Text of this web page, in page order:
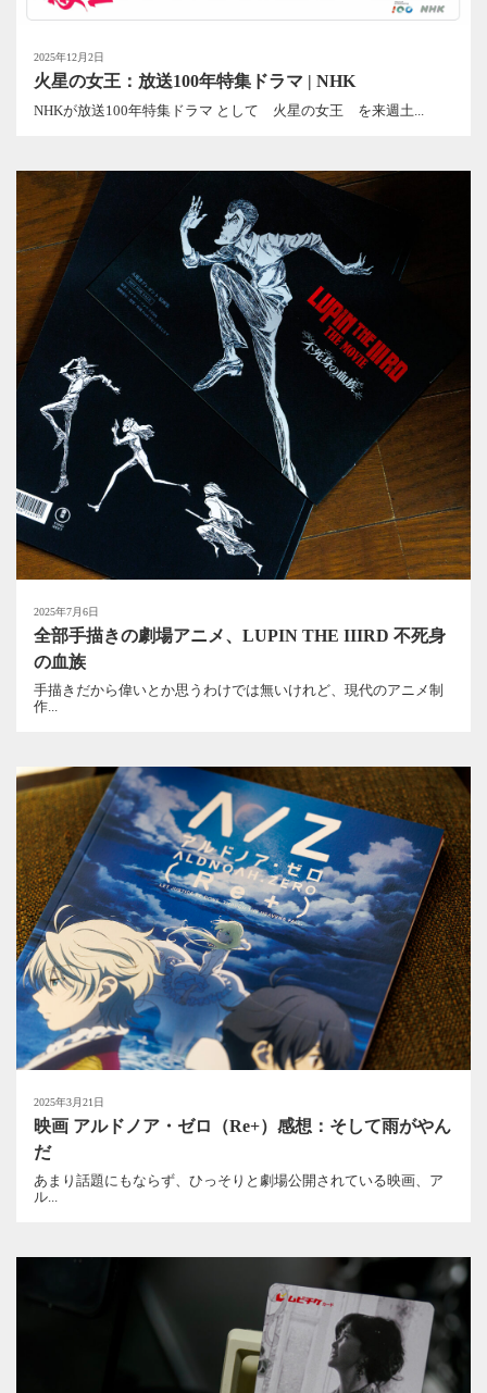
2025年12月2日
火星の女王：放送100年特集ドラマ | NHK
NHKが放送100年特集ドラマ として 火星の女王 を来週土...
2025年7月6日
全部手描きの劇場アニメ、LUPIN THE IIIRD 不死身
の血族
手描きだから偉いとか思うわけでは無いけれど、現代のアニメ制
作...
2025年3月21日
映画 アルドノア・ゼロ（Re+）感想：そして雨がやん
だ
あまり話題にもならず、ひっそりと劇場公開されている映画、ア
ル...